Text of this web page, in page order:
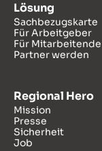
Lösung
Sachbezugskarte
Für Arbeitgeber
Für Mitarbeitende
Partner werden
Regional Hero
Mission
Presse
Sicherheit
Job